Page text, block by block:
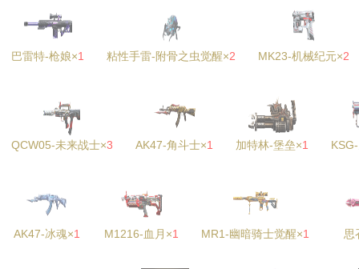
巴雷特-枪娘×1 粘性手雷-附骨之虫觉醒×2 MK23-机械纪元×2
QCW05-未来战士×3 AK47-角斗士×1 加特林-堡垒×1
AK47-冰魂×1 M1216-血月×1 MR1-幽暗骑士觉醒×1 思